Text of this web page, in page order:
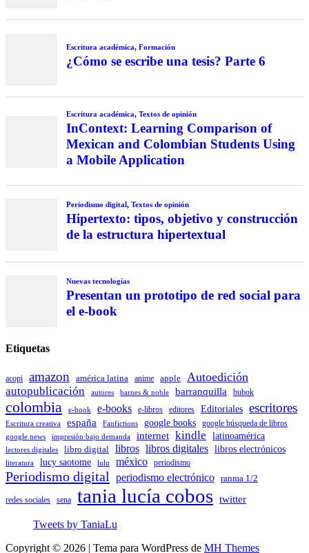
Escritura académica, Formación
¿Cómo se escribe una tesis? Parte 6
Escritura académica, Textos de opinión
InContext: Learning Comparison of
Mexican and Colombian Students Using
a Mobile Application
Periodismo digital, Textos de opinión
Hipertexto: tipos, objetivo y construcción
de la estructura hipertextual
Nuevas tecnologías
Presentan un prototipo de red social para
el e-book
Etiquetas
acopi amazon américa latina anime apple Autoedición
autopublicación autores barnes & noble barranquilla bubok
colombia e-book e-books e-libros editores Editoriales escritores
Escritura creativa españa Fanfictions google books google búsqueda de libros
google news impresión bajo demanda internet kindle latinoamérica
lectores digitales libro digital libros libros digitales libros electrónicos
literatura lucy saotome lulu méxico periodismo
Periodismo digital periodismo electrónico ranma 1/2
redes sociales sena tania lucía cobos twitter
Tweets by TaniaLu
Copyright © 2026 | Tema para WordPress de MH Themes